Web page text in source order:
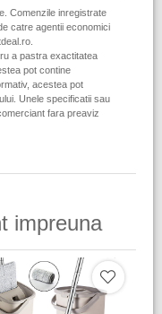
Comenzile inregistrate
catre agentii economici
a pastra exactitatea
pot contine
acestea pot
Unele specificatii sau
fara preaviz
impreuna